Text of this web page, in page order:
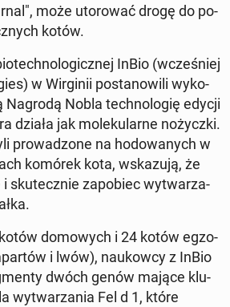
może uto­ro­wać drogę do po­
kotów.
InBio (wcze­śniej
w Wir­gi­nii po­sta­no­wi­li wy­ko­
Nagrodą Nobla tech­no­lo­gię edycji
działa jak mo­le­ku­lar­ne no­życz­ki.
pro­wa­dzo­ne na ho­do­wa­nych w
komórek kota, wska­zu­ją, że
i sku­tecz­nie za­po­biec wy­twa­rza­
do­mo­wych i 24 kotów eg­zo­
i lwów), na­ukow­cy z InBio
dwóch genów mające klu­
wy­twa­rza­nia Fel d 1, które